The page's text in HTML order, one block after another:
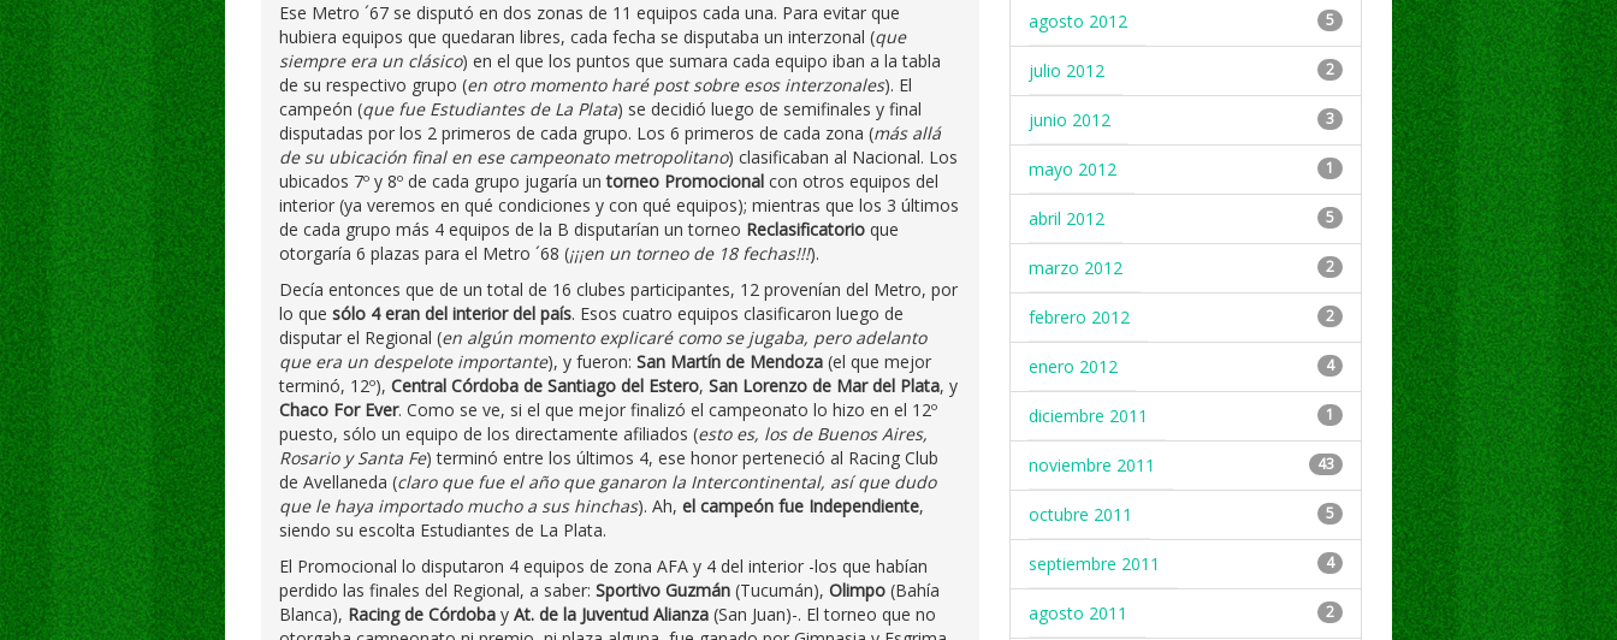
Ese Metro ´67 se disputó en dos zonas de 11 equipos cada una. Para evitar que
hubiera equipos que quedaran libres, cada fecha se disputaba un interzonal (que
siempre era un clásico) en el que los puntos que sumara cada equipo iban a la tabla
de su respectivo grupo (en otro momento haré post sobre esos interzonales). El
campeón (que fue Estudiantes de La Plata) se decidió luego de semifinales y final
disputadas por los 2 primeros de cada grupo. Los 6 primeros de cada zona (más allá
de su ubicación final en ese campeonato metropolitano) clasificaban al Nacional. Los
ubicados 7º y 8º de cada grupo jugaría untorneo Promocional con otros equipos del
interior (ya veremos en qué condiciones y con qué equipos); mientras que los 3 últimos
de cada grupo más 4 equipos de la B disputarían un torneo Reclasificatorio que
otorgaría 6 plazas para el Metro ´68 (¡¡¡en un torneo de 18 fechas!!!).
Decía entonces que de un total de 16 clubes participantes, 12 provenían del Metro, por
lo que sólo 4 eran del interior del país. Esos cuatro equipos clasificaron luego de
disputar el Regional (en algún momento explicaré como se jugaba, pero adelanto
que era un despelote importante), y fueron: San Martín de Mendoza (el que mejor
terminó, 12º), Central Córdoba de Santiago del Estero, San Lorenzo de Mar del Plata, y
Chaco For Ever. Como se ve, si el que mejor finalizó el campeonato lo hizo en el 12º
puesto, sólo un equipo de los directamente afiliados (esto es, los de Buenos Aires,
Rosario y Santa Fe) terminó entre los últimos 4, ese honor perteneció al Racing Club
de Avellaneda (claro que fue el año que ganaron la Intercontinental, así que dudo
que le haya importado mucho a sus hinchas). Ah, el campeón fue Independiente,
siendo su escolta Estudiantes de La Plata.
El Promocional lo disputaron 4 equipos de zona AFA y 4 del interior -los que habían
perdido las finales del Regional, a saber: Sportivo Guzmán (Tucumán), Olimpo (Bahía
Blanca), Racing de Córdoba y At. de la Juventud Alianza (San Juan)-. El torneo que no
agosto 2012 5
julio 2012 2
junio 2012 3
mayo 2012 1
abril 2012 5
marzo 2012 2
febrero 2012 2
enero 2012 4
diciembre 2011 1
noviembre 2011 43
octubre 2011 5
septiembre 2011 4
agosto 2011 2